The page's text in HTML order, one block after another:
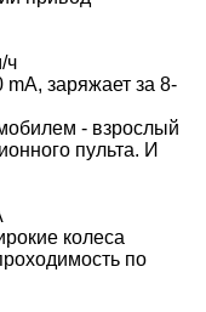
ч
заряжает за 8-
- взрослый
пульта. И
колеса
по